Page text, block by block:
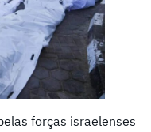
forças israelenses